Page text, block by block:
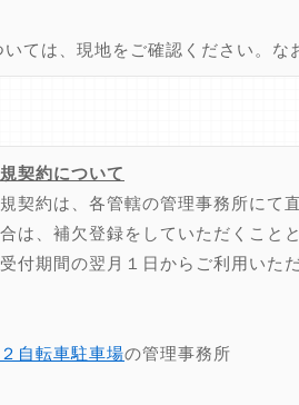
ては、現地をご確認ください。な
契約について
契約は、各管轄の管理事務所にて
は、補欠登録をしていただくこと
付期間の翌月１日からご利用いただ
自転車駐車場の管理事務所